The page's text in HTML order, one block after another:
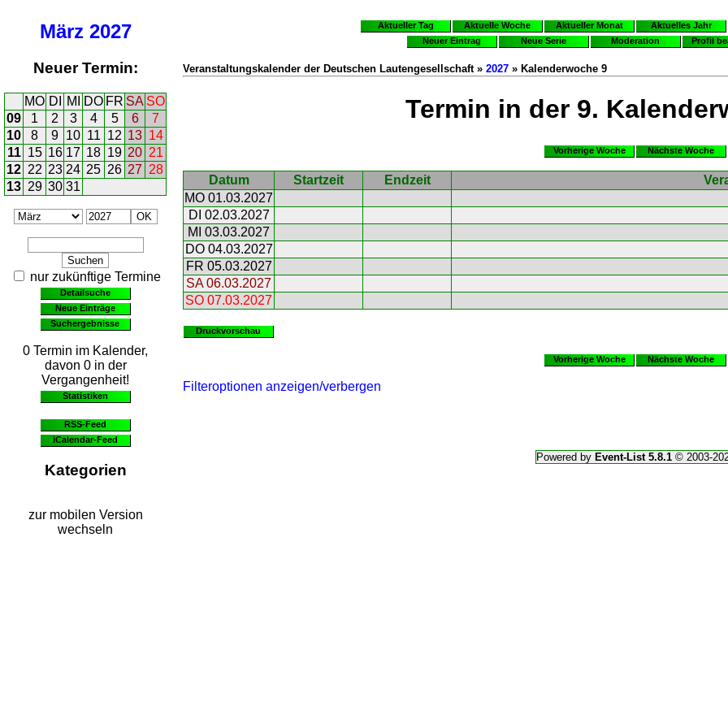
März 2027
Neuer Termin:
MO DI MI DO FR SA SO
09
1 2 3 4 5 6
7
10
8 9 10 11 12 13 14
11 15 16 17 18 19 20 21
12 22 23 24 25 26 27 28
13 29 30 31
nur zukünftige Termine
Detailsuche
Neue Einträge
Suchergebnisse
0 Termin im Kalender,
davon 0 in der
Vergangenheit!
Statistiken
RSS-Feed
iCalendar-Feed
Kategorien
zur mobilen Version
wechseln
Aktueller Tag Aktuelle Woche Aktueller Monat
Aktuelles Jahr
Neuer Eintrag
Neue Serie Moderation Profil
Veranstaltungskalender der Deutschen Lautengesellschaft » 2027 » Kalenderwoche 9
Termin in der 9.
Vorherige Woche Nächste Woche
Datum Startzeit Endzeit
MO 01.03.2027
DI 02.03.2027
MI 03.03.2027
DO 04.03.2027
FR 05.03.2027
SA 06.03.2027
SO 07.03.2027
Druckvorschau
Vorherige Woche Nächste Woche
Filteroptionen anzeigen/verbergen
Powered by Event-List 5.8.1© 2003-